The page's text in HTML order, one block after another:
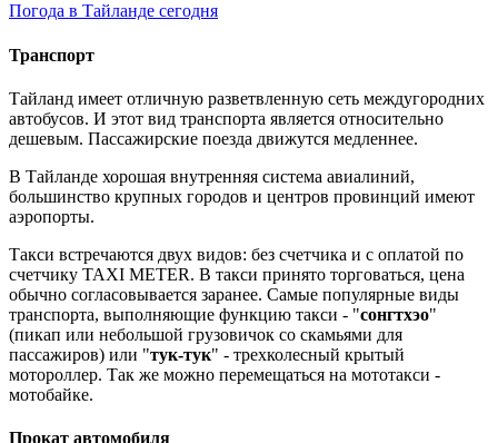
Погода в Тайланде сегодня
Транспорт
Тайланд имеет отличную разветвленную сеть междугородних
автобусов. И этот вид транспорта является относительно
дешевым. Пассажирские поезда движутся медленнее.
В Тайланде хорошая внутренняя система авиалиний,
большинство крупных городов и центров провинций имеют
аэропорты.
Такси встречаются двух видов: без счетчика и с оплатой по
счетчику TAXI METER. В такси принято торговаться, цена
обычно согласовывается заранее. Самые популярные виды
транспорта, выполняющие функцию такси - "сонгтхэо"
(пикап или небольшой грузовичок со скамьями для
пассажиров) или "тук-тук" - трехколесный крытый
мотороллер. Так же можно перемещаться на мототакси -
мотобайке.
Прокат автомобиля